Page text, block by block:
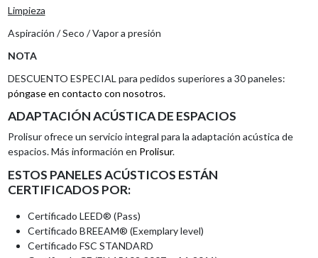
Limpieza
Aspiración / Seco / Vapor a presión
NOTA
DESCUENTO ESPECIAL para pedidos superiores a 30 paneles:
póngase en contacto con nosotros.
ADAPTACIÓN ACÚSTICA DE ESPACIOS
Prolisur ofrece un servicio integral para la adaptación acústica de
espacios. Más información en Prolisur.
ESTOS PANELES ACÚSTICOS ESTÁN
CERTIFICADOS POR:
Certificado LEED® (Pass)
Certificado BREEAM® (Exemplary level)
Certificado FSC STANDARD